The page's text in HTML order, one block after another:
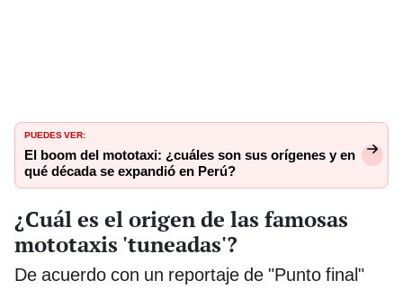
PUEDES VER:
El boom del mototaxi: ¿cuáles son sus orígenes y en
qué década se expandió en Perú?
¿Cuál es el origen de las famosas
mototaxis 'tuneadas'?
De acuerdo con un reportaje de "Punto final"